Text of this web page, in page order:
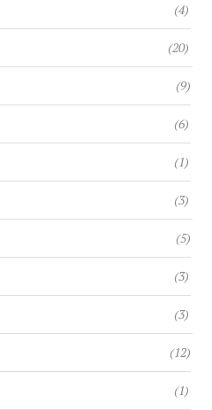
(4)
(20)
(9)
(6)
(1)
(3)
(5)
(3)
(3)
(12)
(1)